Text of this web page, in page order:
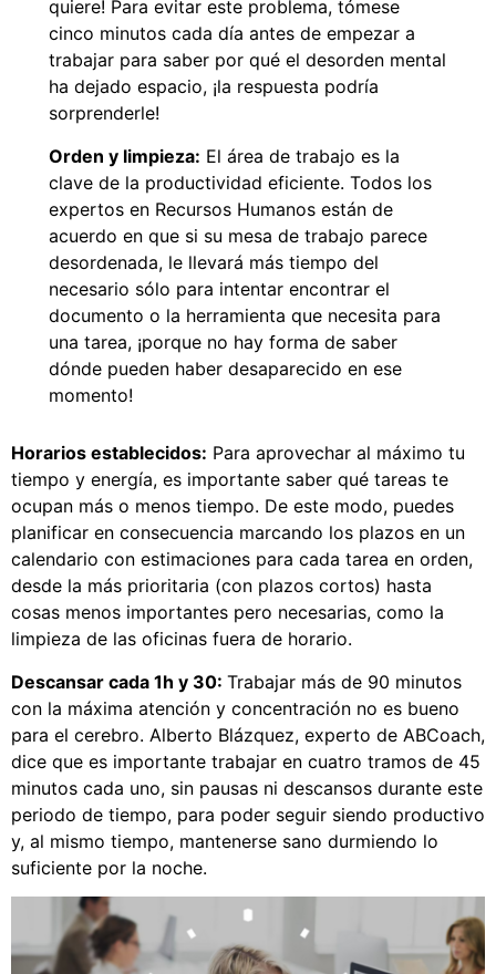
quiere! Para evitar este problema, tómese
cinco minutos cada día antes de empezar a
trabajar para saber por qué el desorden mental
ha dejado espacio, ¡la respuesta podría
sorprenderle!
Orden y limpieza: El área de trabajo es la
clave de la productividad eficiente. Todos los
expertos en Recursos Humanos están de
acuerdo en que si su mesa de trabajo parece
desordenada, le llevará más tiempo del
necesario sólo para intentar encontrar el
documento o la herramienta que necesita para
una tarea, ¡porque no hay forma de saber
dónde pueden haber desaparecido en ese
momento!
Horarios establecidos: Para aprovechar al máximo tu
tiempo y energía, es importante saber qué tareas te
ocupan más o menos tiempo. De este modo, puedes
planificar en consecuencia marcando los plazos en un
calendario con estimaciones para cada tarea en orden,
desde la más prioritaria (con plazos cortos) hasta
cosas menos importantes pero necesarias, como la
limpieza de las oficinas fuera de horario.
Descansar cada 1h y 30: Trabajar más de 90 minutos
con la máxima atención y concentración no es bueno
para el cerebro. Alberto Blázquez, experto de ABCoach,
dice que es importante trabajar en cuatro tramos de 45
minutos cada uno, sin pausas ni descansos durante este
periodo de tiempo, para poder seguir siendo productivo
y, al mismo tiempo, mantenerse sano durmiendo lo
suficiente por la noche.